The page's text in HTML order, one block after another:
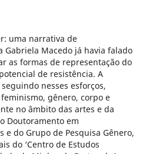
uma narrativa de
Gabriela Macedo já havia falado
as formas de representação do
de resistência. A
nesses esforços,
gênero, corpo e
no âmbito das artes e da
Doutoramento em
e do Grupo de Pesquisa Gênero,
do ‘Centro de Estudos